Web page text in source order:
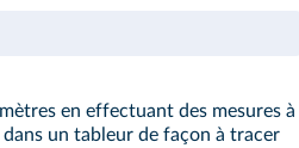
en effectuant des mesures à
un tableur de façon à tracer